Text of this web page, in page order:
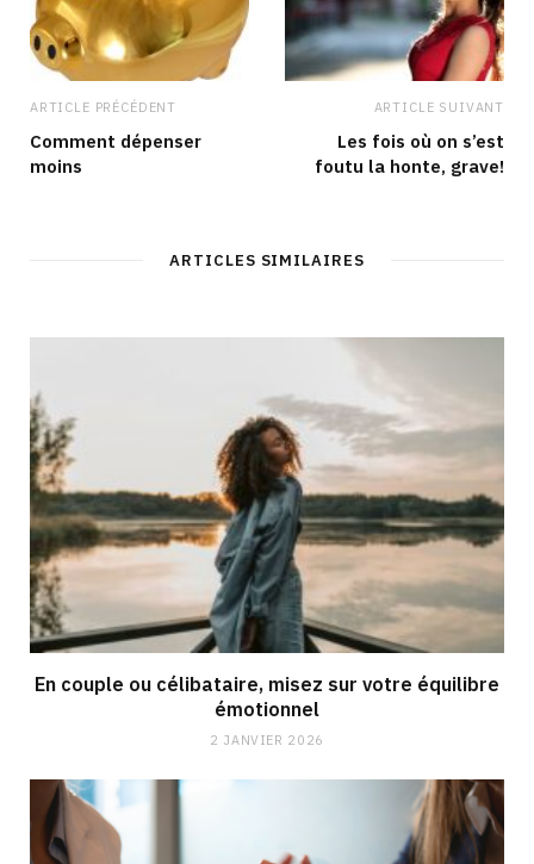
ARTICLE PRÉCÉDENT
Comment dépenser
moins
ARTICLE SUIVANT
Les fois où on s’est
foutu la honte, grave!
ARTICLES SIMILAIRES
En couple ou célibataire, misez sur votre équilibre
émotionnel
2 JANVIER 2026